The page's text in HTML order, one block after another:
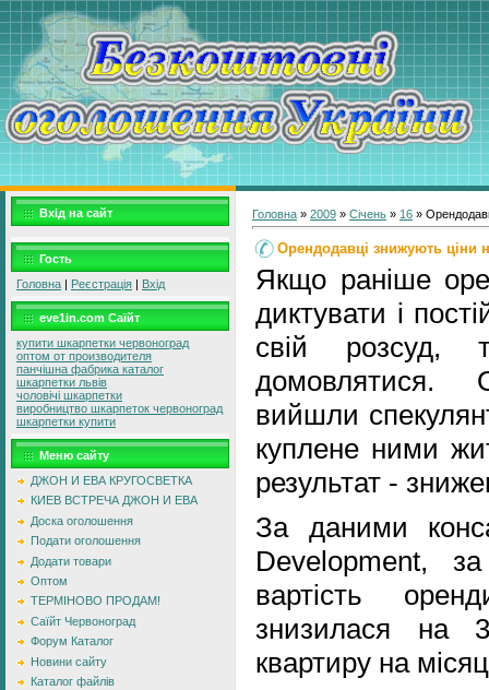
Вхід на сайт
Гость
Головна | Реєстрація | Вхід
eve1in.com Саїйт
купити шкарпетки червоноград
оптом от производителя
панчішна фабрика каталог
шкарпетки львів
чоловічі шкарпетки
виробництво шкарпеток червоноград
шкарпетки купити
Меню сайту
ДЖОН И ЕВА КРУГОСВЕТКА
КИЕВ ВСТРЕЧА ДЖОН И ЕВА
Доска оголошення
Подати оголошення
Додати товари
Оптом
ТЕРМІНОВО ПРОДАМ!
Саїйт Червоноград
Форум Каталог
Новини сайту
Каталог файлів
Головна » 2009 » Січень » 16 »
Орендодавці знижують ціни
Якщо раніше
диктувати і
свій розсуд,
домовлятися.
вийшли
куплене ними
результат -
За даними
Development,
вартість
знизилася на
квартиру на